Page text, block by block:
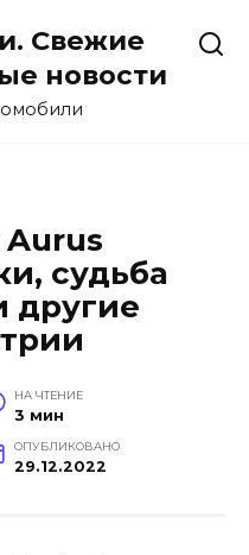
Свежие
новости
судьба
другие
НА ЧТЕНИЕ
3 мин
ОПУБЛИКОВАНО
29.12.2022